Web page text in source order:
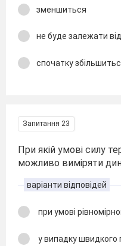
зменшиться
не буде залежати від
спочатку
Запитання 23
При якій умові силу
можливо виміряти
варіанти відповідей
при умові
у випадку швидкого